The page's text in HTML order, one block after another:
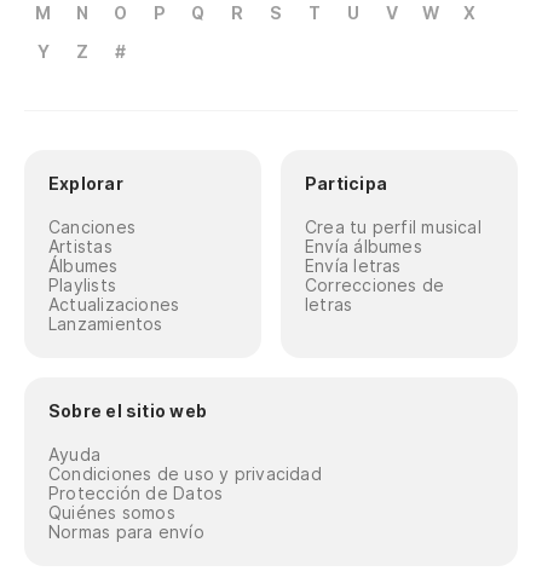
M
N O P Q R S T U V W
X
Y
Z #
Explorar
Canciones
Artistas
Álbumes
Playlists
Actualizaciones
Lanzamientos
Participa
Crea tu perfil musical
Envía álbumes
Envía letras
Correcciones de
letras
Sobre el sitio web
Ayuda
Condiciones de uso y privacidad
Protección de Datos
Quiénes somos
Normas para envío